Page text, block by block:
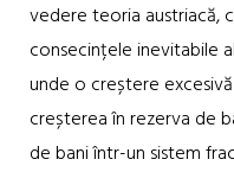
vedere teoria austriacă,
consecințele inevitabile
unde o creștere
creșterea în rezerva de
de bani într-un sistem